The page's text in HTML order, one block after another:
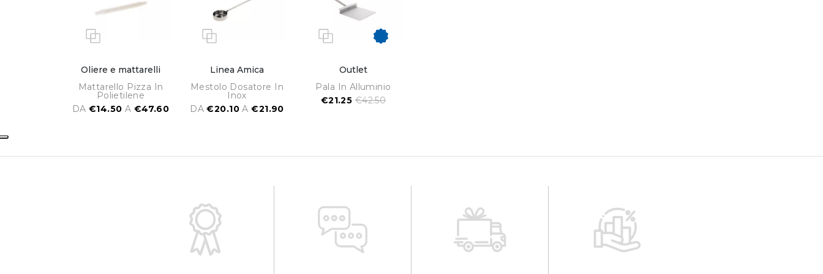
Oliere e mattarelli
Mattarello Pizza In
Polietilene
DA €14.50 A €47.60
Linea Amica
Mestolo Dosatore In
Inox
DA€20.10A€21.90
Outlet
Pala In Alluminio
€21.25€42.50